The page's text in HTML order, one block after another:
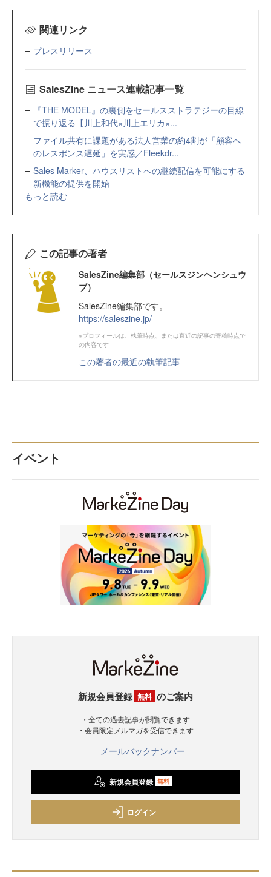
関連リンク
プレスリリース
SalesZine ニュース連載記事一覧
『THE MODEL』の裏側をセールスストラテジーの目線
で振り返る【川上和代×川上エリカ×...
ファイル共有に課題がある法人営業の約4割が「顧客へ
のレスポンス遅延」を実感／Fleekdr...
Sales Marker、ハウスリストへの継続配信を可能にする
新機能の提供を開始
もっと読む
この記事の著者
SalesZine編集部（セールスジンヘンシュウ
ブ）
SalesZine編集部です。
https://saleszine.jp/
※プロフィールは、執筆時点、または直近の記事の寄稿時点で
の内容です
この著者の最近の執筆記事
イベント
新規会員登録 無料 のご案内
・全ての過去記事が閲覧できます
・会員限定メルマガを受信できます
メールバックナンバー
新規会員登録 無料
ログイン